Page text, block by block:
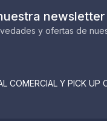
newsletter
y ofertas de
COMERCIAL Y PICK